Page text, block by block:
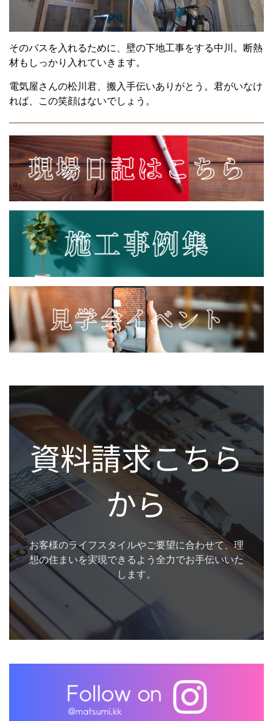
そのバスを入れるために、壁の下地工事をする中川。断熱
材もしっかり入れていきます。
電気屋さんの松川君、搬入手伝いありがとう。君がいなけ
れば、この笑顔はないでしょう。
資料請求こちら
から
お客様のライフスタイルやご要望に合わせて、理
想の住まいを実現できるよう全力でお手伝いいた
します。